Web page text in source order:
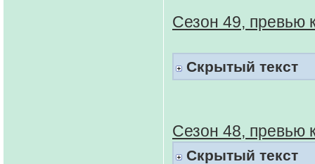
Сезон 49, превью
Скрытый текст
Сезон 48, превью
Скрытый текст